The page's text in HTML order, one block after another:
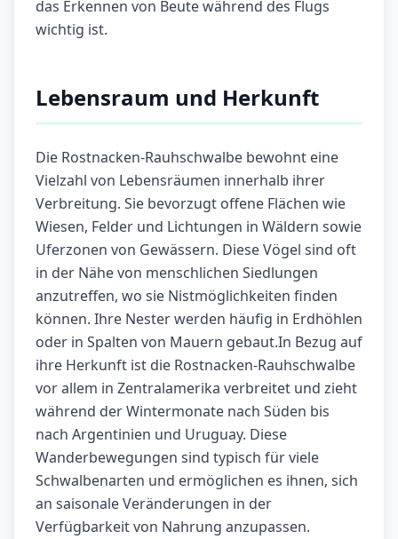
das Erkennen von Beute während des Flugs
wichtig ist.
Lebensraum und Herkunft
Die Rostnacken-Rauhschwalbe bewohnt eine
Vielzahl von Lebensräumen innerhalb ihrer
Verbreitung. Sie bevorzugt offene Flächen wie
Wiesen, Felder und Lichtungen in Wäldern sowie
Uferzonen von Gewässern. Diese Vögel sind oft
in der Nähe von menschlichen Siedlungen
anzutreffen, wo sie Nistmöglichkeiten finden
können. Ihre Nester werden häufig in Erdhöhlen
oder in Spalten von Mauern gebaut.In Bezug auf
ihre Herkunft ist die Rostnacken-Rauhschwalbe
vor allem in Zentralamerika verbreitet und zieht
während der Wintermonate nach Süden bis
nach Argentinien und Uruguay. Diese
Wanderbewegungen sind typisch für viele
Schwalbenarten und ermöglichen es ihnen, sich
an saisonale Veränderungen in der
Verfügbarkeit von Nahrung anzupassen.